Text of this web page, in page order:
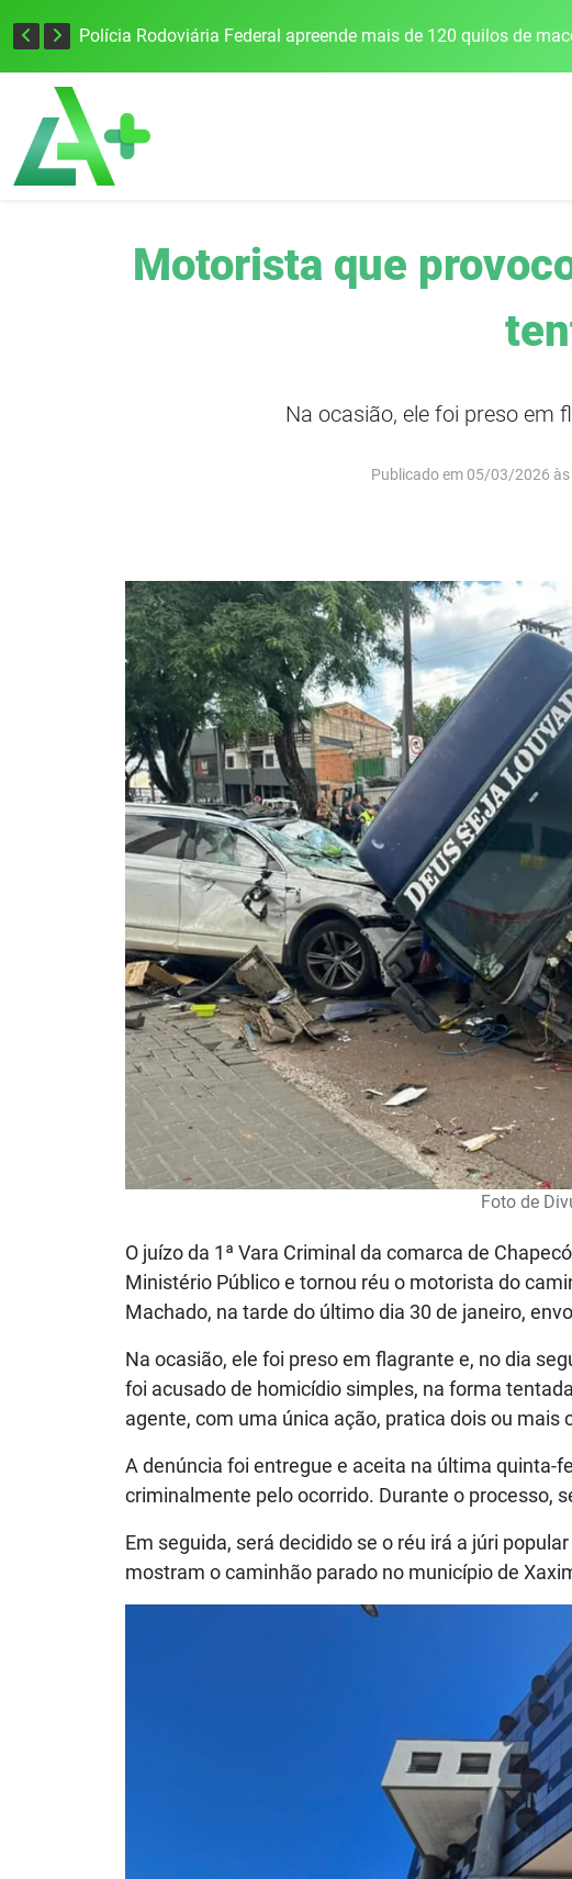
Motorista que
Na ocasião, ele foi preso em
Publicado em 05/03/2026 às
Foto de
O juízo da 1ª Vara Criminal da comarca de
Ministério Público e tornou réu o motorista do
Machado, na tarde do último dia 30 de janeiro,
Na ocasião, ele foi preso em flagrante e, no dia
foi acusado de homicídio simples, na forma
agente, com uma única ação, pratica dois ou mais
A denúncia foi entregue e aceita na última quinta-
criminalmente pelo ocorrido. Durante o processo,
Em seguida, será decidido se o réu irá a júri
mostram o caminhão parado no município de